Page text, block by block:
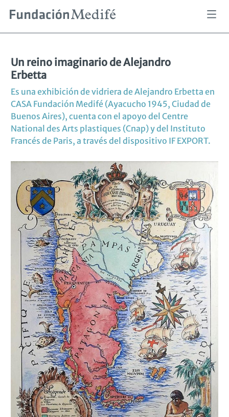
contenido
Sobrescribir
enlaces
a
la
navegación
Un reino imaginario de Alejandro
Erbetta
Es una exhibición de vidriera de Alejandro Erbetta en
CASA Fundación Medifé (Ayacucho 1945, Ciudad de
Buenos Aires), cuenta con el apoyo del Centre
National des Arts plastiques (Cnap) y del Instituto
Francés de Paris, a través del dispositivo IF EXPORT.